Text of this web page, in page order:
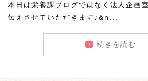
本日は栄養課ブログではなく法人企画
伝えさせていただきます♪&n...
続きを読む